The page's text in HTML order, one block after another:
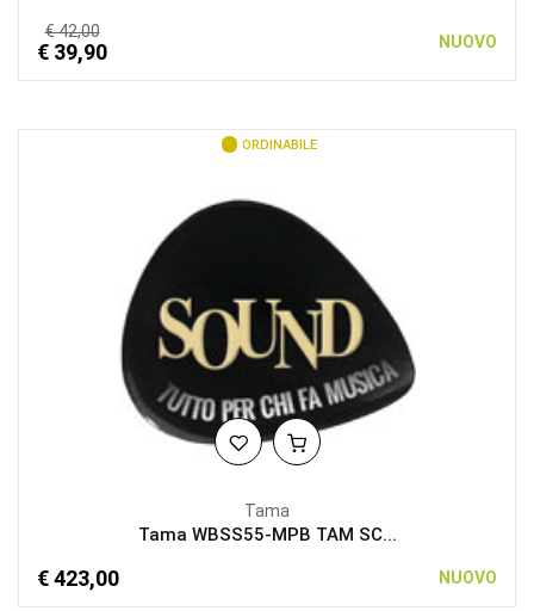
€ 42,00
€ 39,90 NUOVO
ORDINABILE
Tama
Tama WBSS55-MPB TAM SC...
€ 423,00 NUOVO